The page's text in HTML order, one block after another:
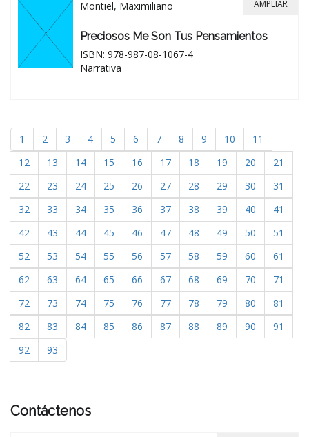
Montiel, Maximiliano
Preciosos Me Son Tus Pensamientos
ISBN: 978-987-08-1067-4
Narrativa
AMPLIAR
1 2 3 4 5 6 7 8 9 10
11
12
13 14 15 16 17 18 19 20
21
22
23 24 25 26 27 28 29 30
31
32
33 34 35 36 37 38 39 40
41
42
43 44 45 46 47 48 49 50
51
52
53 54 55 56 57 58 59 60
61
62
63 64 65 66 67 68 69 70
71
72
73 74 75 76 77 78 79 80
81
82
83 84 85 86 87 88 89 90
91
92
93
Contáctenos